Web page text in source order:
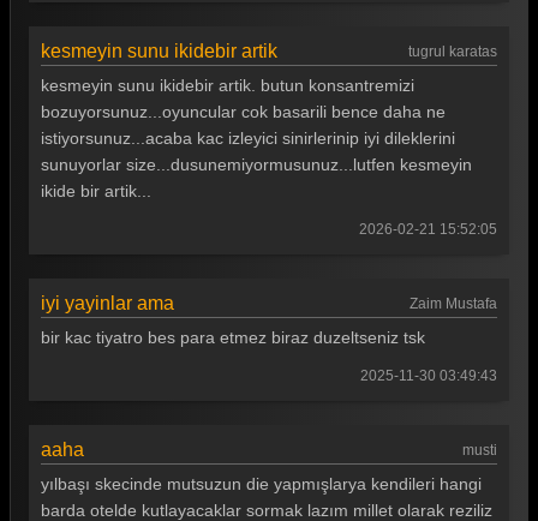
Güldür güldür 340. Bölüm
Güldür güldür 339. Bölüm
Güldür güldür 338. Bölüm
Güldür güldür 337. Bölüm
Güldür güldür 334. Bölüm
Güldür güldür 331. Bölüm
Güldür güldür 330. Bölüm
kesmeyin sunu ikidebir artik tugrul karatas
kesmeyin sunu ikidebir artik. butun konsantremizi
bozuyorsunuz...oyuncular cok basarili bence daha ne
istiyorsunuz...acaba kac izleyici sinirlerinip iyi dileklerini
sunuyorlar size...dusunemiyormusunuz...lutfen kesmeyin
ikide bir artik...
2026-02-21 15:52:05
iyi yayinlar ama Zaim Mustafa
bir kac tiyatro bes para etmez biraz duzeltseniz tsk
2025-11-30 03:49:43
aaha musti
yılbaşı skecinde mutsuzun die yapmışlarya kendileri hangi
barda otelde kutlayacaklar sormak lazım millet olarak reziliz